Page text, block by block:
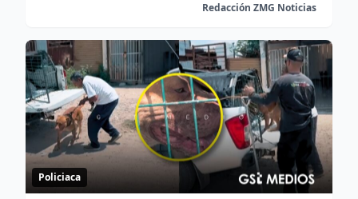
Redacción ZMG Noticias
Policiaca